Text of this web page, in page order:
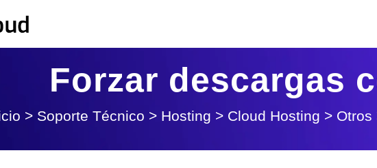
Forzar descargas
> Soporte Técnico > Hosting > Cloud Hosting > Otros